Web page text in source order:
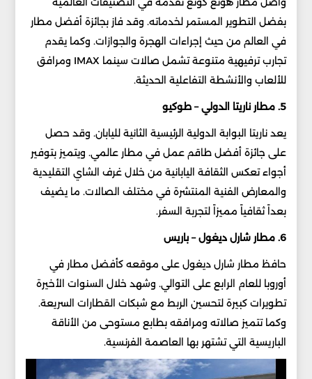
بفضل التطوير المستمر لخدماته. وقد فاز بجائزة أفضل مطار
في العالم من حيث إجراءات الهجرة والجوازات. وكما يقدم
تجارب ترفيهية متنوعة تشمل صالات سينما IMAX ومرافق
للألعاب والأنشطة التفاعلية الحديثة.
5. مطار ناريتا الدولي – طوكيو
يعد ناريتا البوابة الدولية الرئيسية الثانية لليابان. وقد حصل
على جائزة أفضل طاقم عمل في مطار عالمي. ويتميز بتوفير
أجواء تعكس الثقافة اليابانية من خلال غرف الشاي التقليدية
والمعارض الفنية المنتشرة في مختلف الصالات. ما يضيف
بعداً ثقافياً مميزاً لتجربة السفر.
6. مطار شارل ديغول – باريس
حافظ مطار شارل ديغول على موقعه كأفضل مطار في
أوروبا للعام الرابع على التوالي. وشهد خلال السنوات الأخيرة
تطويرات كبيرة لتحسين الربط مع شبكات القطارات السريعة.
وكما تتميز صالاته ومرافقه بطابع مستوحى من الأناقة
الباريسية التي تشتهر بها العاصمة الفرنسية.